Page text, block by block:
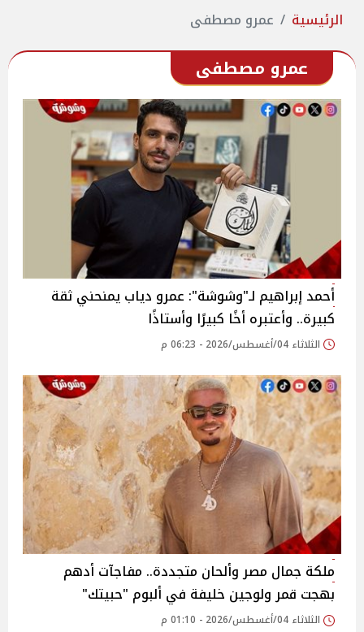
الرئيسية عمرو مصطفى
عمرو مصطفى
أحمد إبراهيم لـ"وشوشة": عمرو دياب يمنحني ثقة
كبيرة.. وأعتبره أخًا كبيرًا وأستاذًا
الثلاثاء 04/أغسطس/2026 - 06:23 م
ملكة جمال مصر وألحان متجددة.. مفاجآت أدهم
بهجت قمر ولوجين خليفة في ألبوم "حبيتك"
الثلاثاء 04/أغسطس/2026 - 01:10 م